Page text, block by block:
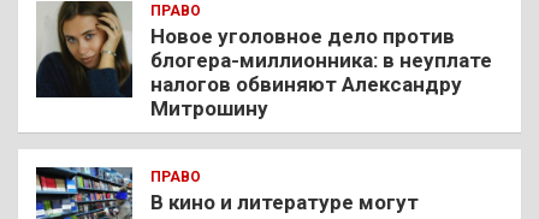
ПРАВО
Новое уголовное дело против
блогера-миллионника: в неуплате
налогов обвиняют Александру
Митрошину
ПРАВО
В кино и литературе могут